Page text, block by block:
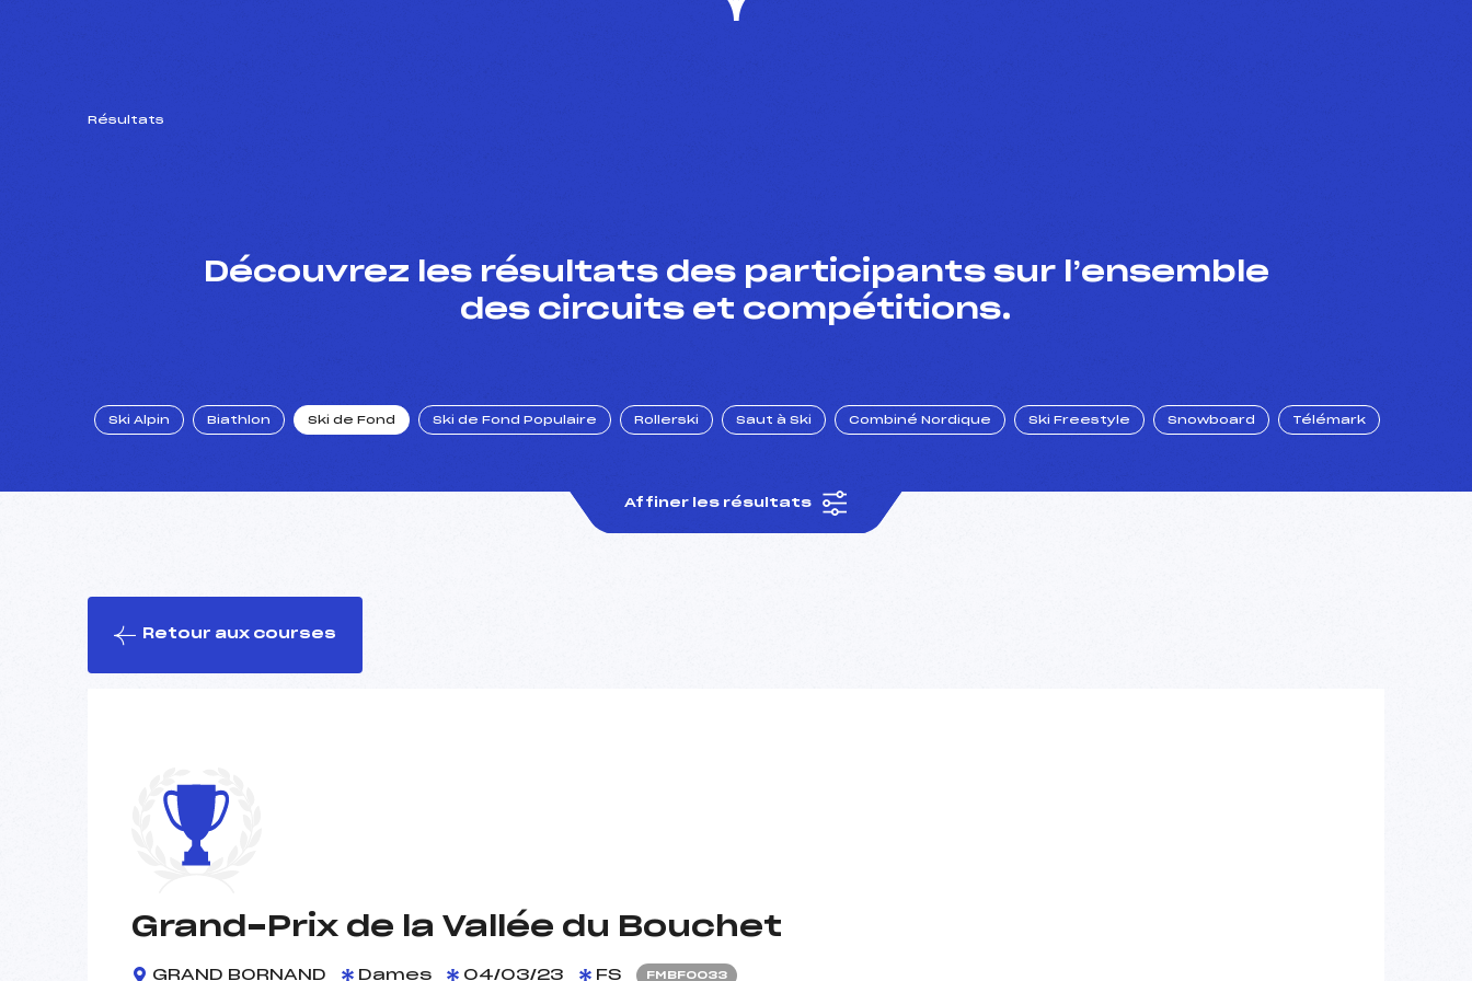
Résultats
Découvrez les résultats des participants sur l’ensemble
des circuits et compétitions.
Ski Alpin Biathlon Ski de Fond Ski de Fond Populaire Rollerski Saut à Ski Combiné Nordique Ski Freestyle Snowboard Télémark
Affiner les résultats
Retour aux courses
Grand-Prix de la Vallée du Bouchet
GRAND BORNAND Dames 04/03/23 FS FMBF0033